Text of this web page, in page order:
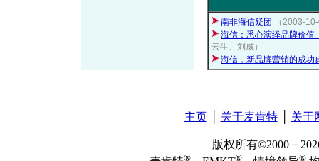
南非海信疑团
（2003-
海信：悉心演绎品牌价
云生、刘威）
海信，新品牌营销的成功
主页│ 关于麦肯特│ 关于
版权所有©2000－
® ® ®